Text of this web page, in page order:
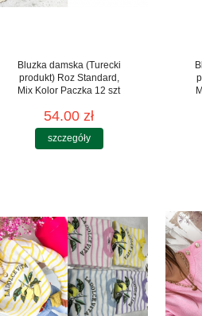
Bluzka damska (Turecki
produkt) Roz Standard,
Mix Kolor Paczka 12 szt
54.00 zł
szczegóły